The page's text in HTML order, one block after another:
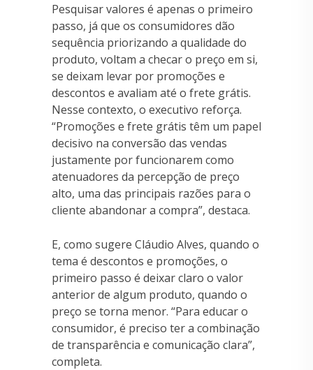
Pesquisar valores é apenas o primeiro
passo, já que os consumidores dão
sequência priorizando a qualidade do
produto, voltam a checar o preço em si,
se deixam levar por promoções e
descontos e avaliam até o frete grátis.
Nesse contexto, o executivo reforça.
“Promoções e frete grátis têm um papel
decisivo na conversão das vendas
justamente por funcionarem como
atenuadores da percepção de preço
alto, uma das principais razões para o
cliente abandonar a compra”, destaca.
E, como sugere Cláudio Alves, quando o
tema é descontos e promoções, o
primeiro passo é deixar claro o valor
anterior de algum produto, quando o
preço se torna menor. “Para educar o
consumidor, é preciso ter a combinação
de transparência e comunicação clara”,
completa.